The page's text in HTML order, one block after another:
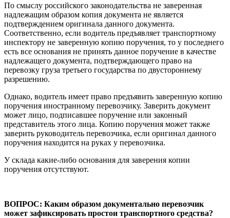
По смыслу российского законодательства не заверенная
надлежащим образом копия документа не является
подтверждением оригинала данного документа.
Соответственно, если водитель предъявляет транспортному
инспектору не заверенную копию поручения, то у последнего
есть все основания не принять данное поручение в качестве
надлежащего документа, подтверждающего право на
перевозку груза третьего государства по двустороннему
разрешению.
Однако, водитель имеет право предъявить заверенную копию
поручения иностранному перевозчику. Заверить документ
может лицо, подписавшее поручение или законный
представитель этого лица. Копию поручения может также
заверить руководитель перевозчика, если оригинал данного
поручения находится на руках у перевозчика.
У склада какие-либо основания для заверения копии
поручения отсутствуют.
ВОПРОС: Каким образом документально перевозчик
может зафиксировать простои транспортного средства?